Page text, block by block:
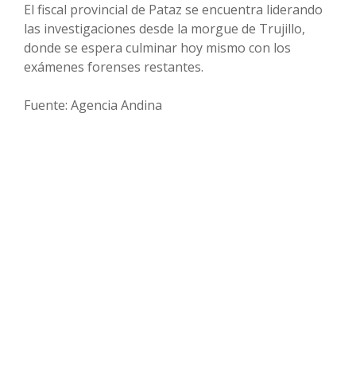
El fiscal provincial de Pataz se encuentra liderando
las investigaciones desde la morgue de Trujillo,
donde se espera culminar hoy mismo con los
exámenes forenses restantes.
Fuente: Agencia Andina